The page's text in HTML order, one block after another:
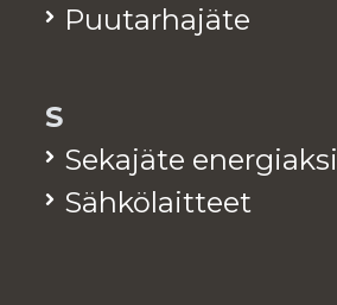
Puu­tar­ha­jä­te
S
Se­ka­jä­te ener­giak­si
Säh­kö­lait­teet